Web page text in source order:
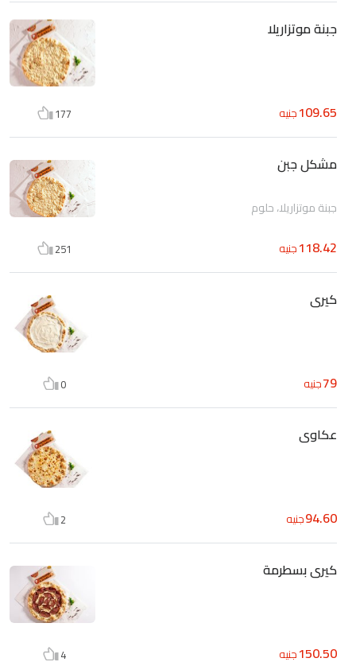
جبنة موتزاريلا
109.65جنيه 177
مشكل جبن
جبنة موتزاريلا، حلوم
118.42جنيه 251
كيرى
79جنيه 0
عكاوى
94.60جنيه 2
كيرى بسطرمة
150.50جنيه 4